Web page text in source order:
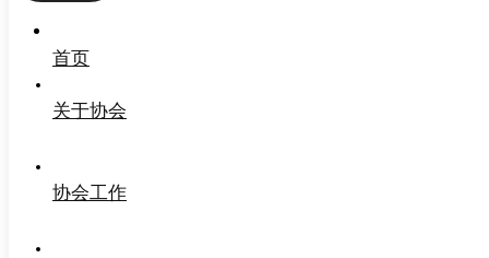
首页
关于协会
协会工作